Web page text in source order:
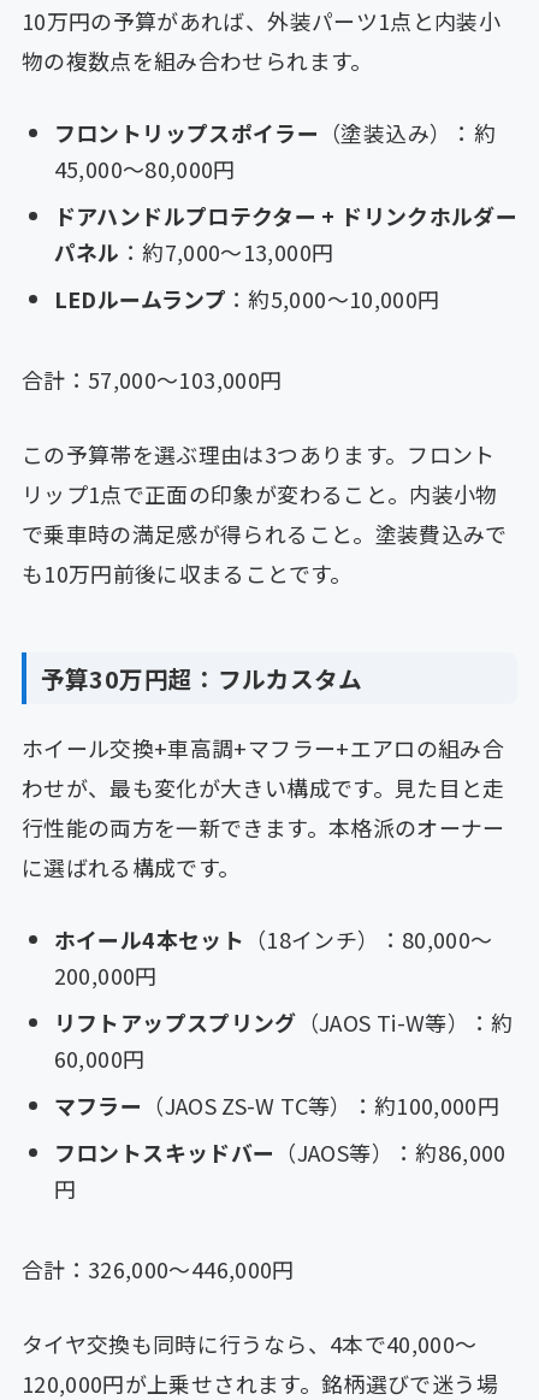
10万円の予算があれば、外装パーツ1点と内装小
物の複数点を組み合わせられます。
フロントリップスポイラー （塗装込み）：約
45,000〜80,000円
ドアハンドルプロテクター + ドリンクホルダー
パネル ：約7,000〜13,000円
LEDルームランプ ：約5,000〜10,000円
合計：57,000〜103,000円
この予算帯を選ぶ理由は3つあります。フロント
リップ1点で正面の印象が変わること。内装小物
で乗車時の満足感が得られること。塗装費込みで
も10万円前後に収まることです。
予算30万円超：フルカスタム
ホイール交換+車高調+マフラー+エアロの組み合
わせが、最も変化が大きい構成です。見た目と走
行性能の両方を一新できます。本格派のオーナー
に選ばれる構成です。
ホイール4本セット （18インチ）：80,000〜
200,000円
リフトアップスプリング （JAOS Ti-W等）：約
60,000円
マフラー （JAOS ZS-W TC等）：約100,000円
フロントスキッドバー （JAOS等）：約86,000
円
合計：326,000〜446,000円
タイヤ交換も同時に行うなら、4本で40,000〜
120,000円が上乗せされます。銘柄選びで迷う場